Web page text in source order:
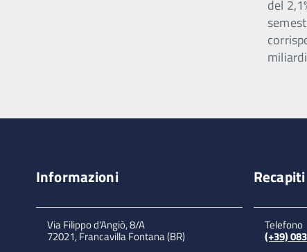
del
Informazioni
Via Filippo d'Angiò, 8/A
72021, Francavilla Fontana (BR)
Recapiti
Telefono
(+39)